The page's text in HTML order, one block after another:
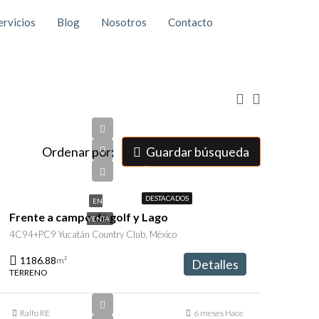
Blog Nosotros Contacto
Ordenar por: Guardar búsqueda
DESTACADOS
EN
VENTA
Frente a campo de golf y Lago
4C94+PC9 Yucatán Country Club, México
1186.88m²
TERRENO
Detalles
Ralfo RE 6 meses Hace